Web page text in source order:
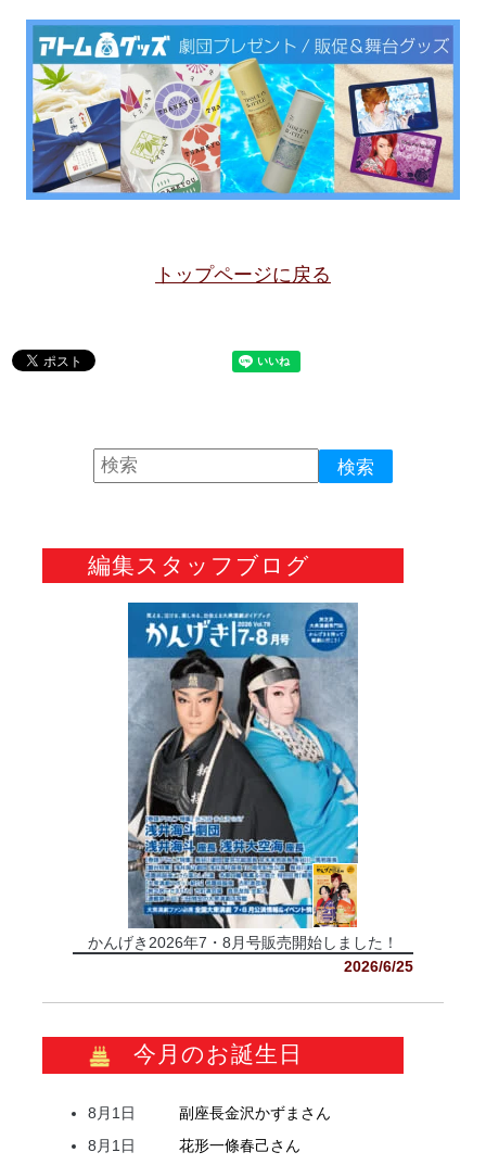
トップページに戻る
編集スタッフブログ
かんげき2026年7・8月号販売開始しました！
2026/6/25
今月のお誕生日
8月1日 副座長金沢かずま さん
8月1日
花形一條春己さん